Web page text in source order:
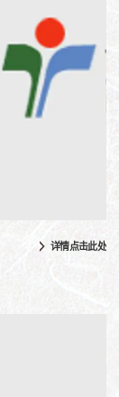
详情点击此处